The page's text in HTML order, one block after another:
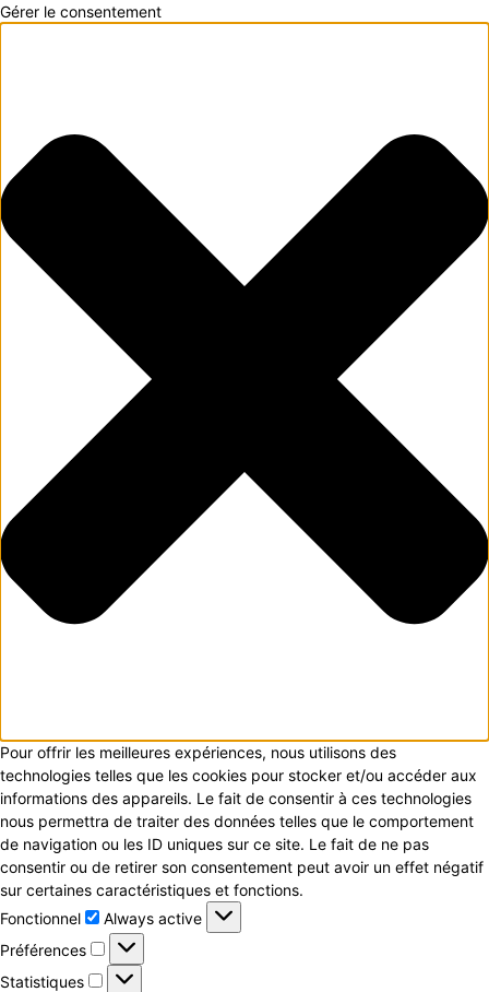
Gérer le consentement
Pour offrir les meilleures expériences, nous utilisons des
technologies telles que les cookies pour stocker et/ou accéder aux
informations des appareils. Le fait de consentir à ces technologies
nous permettra de traiter des données telles que le comportement
de navigation ou les ID uniques sur ce site. Le fait de ne pas
consentir ou de retirer son consentement peut avoir un effet négatif
sur certaines caractéristiques et fonctions.
Fonctionnel
Fonctionnel
Always active
Préférences
Préférences
Statistiques Statistiques